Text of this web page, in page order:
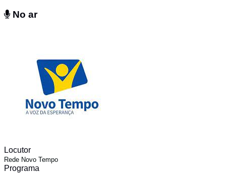
No ar
Locutor
Rede Novo Tempo
Programa